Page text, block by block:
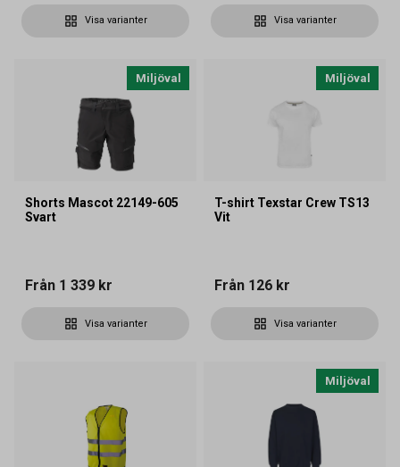
Visa varianter Visa varianter
Miljöval
Shorts Mascot 22149-605
Svart
Från 1 339 kr
Visa varianter
Miljöval
T-shirt Texstar Crew TS13
Vit
Från 126 kr
Visa varianter
Miljöval